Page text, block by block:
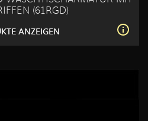
(61RGD)
ANZEIGEN